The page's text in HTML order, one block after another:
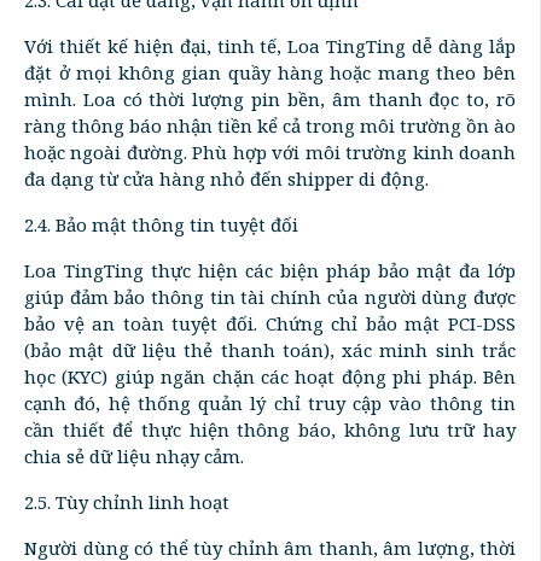
Với thiết kế hiện đại, tinh tế, Loa TingTing dễ dàng lắp
đặt ở mọi không gian quầy hàng hoặc mang theo bên
mình. Loa có thời lượng pin bền, âm thanh đọc to, rõ
ràng thông báo nhận tiền kể cả trong môi trường ồn ào
hoặc ngoài đường. Phù hợp với môi trường kinh doanh
đa dạng từ cửa hàng nhỏ đến shipper di động.
2.4. Bảo mật thông tin tuyệt đối
Loa TingTing thực hiện các biện pháp bảo mật đa lớp
giúp đảm bảo thông tin tài chính của người dùng được
bảo vệ an toàn tuyệt đối. Chứng chỉ bảo mật PCI-DSS
(bảo mật dữ liệu thẻ thanh toán), xác minh sinh trắc
học (KYC) giúp ngăn chặn các hoạt động phi pháp. Bên
cạnh đó, hệ thống quản lý chỉ truy cập vào thông tin
cần thiết để thực hiện thông báo, không lưu trữ hay
chia sẻ dữ liệu nhạy cảm.
2.5. Tùy chỉnh linh hoạt
Người dùng có thể tùy chỉnh âm thanh, âm lượng, thời